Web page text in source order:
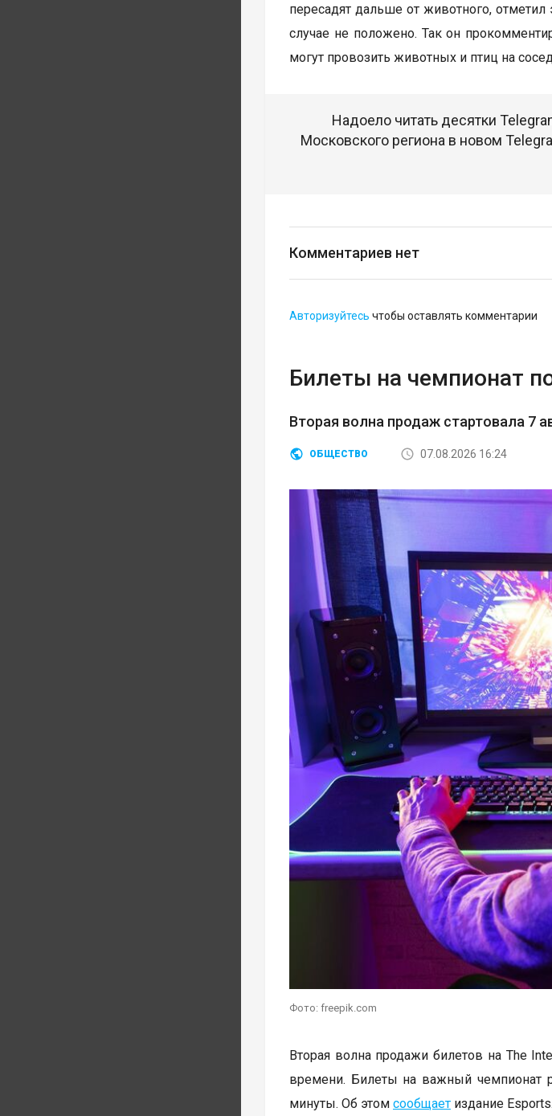
пересадят дальше от животного,
случае не положено. Так он
могут провозить животных и птиц на
Надоело читать десятки
Московского региона в новом
Комментариев нет
Авторизуйтесь чтобы оставлять комментарии
Билеты на чемпионат
Вторая волна продаж стартовала 7
ОБЩЕСТВО 07.08.2026 16:24
Фото: freepik.com
Вторая волна продажи билетов на The
времени. Билеты на важный чемпионат
минуты. Об этом сообщает издание